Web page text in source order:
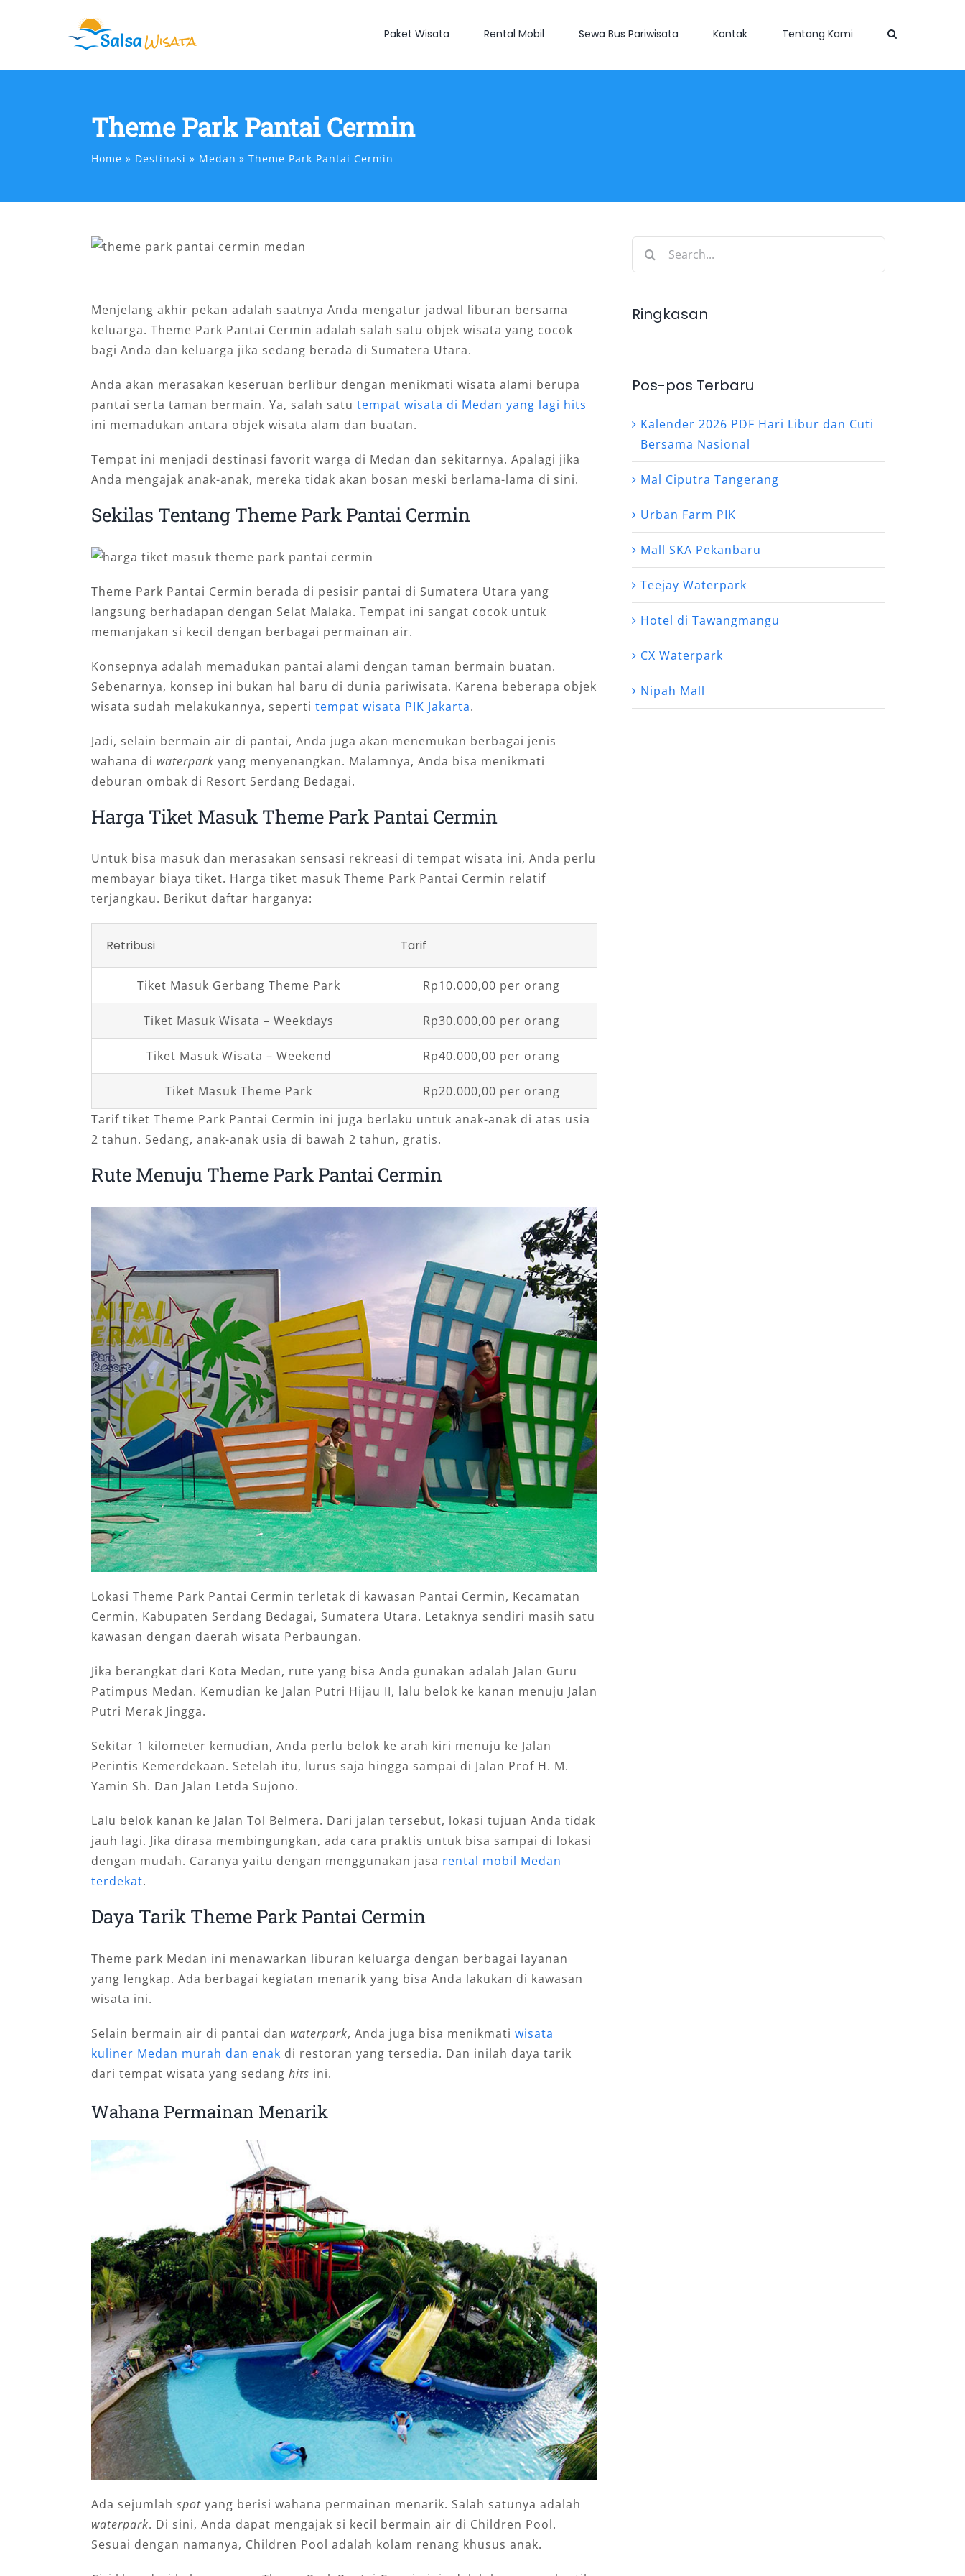
Paket Wisata Rental Mobil Sewa Bus Pariwisata Kontak Tentang Kami
Theme Park Pantai Cermin
Home Destinasi Medan Theme Park Pantai Cermin
Menjelang akhir pekan adalah saatnya Anda mengatur jadwal liburan bersama
keluarga. Theme Park Pantai Cermin adalah salah satu objek wisata yang cocok
bagi Anda dan keluarga jika sedang berada di Sumatera Utara.
Anda akan merasakan keseruan berlibur dengan menikmati wisata alami berupa
pantai serta taman bermain. Ya, salah satu tempat wisata di Medan yang lagi hits
ini memadukan antara objek wisata alam dan buatan.
Tempat ini menjadi destinasi favorit warga di Medan dan sekitarnya. Apalagi jika
Anda mengajak anak-anak, mereka tidak akan bosan meski berlama-lama di sini.
Sekilas Tentang Theme Park Pantai Cermin
Theme Park Pantai Cermin berada di pesisir pantai di Sumatera Utara yang
langsung berhadapan dengan Selat Malaka. Tempat ini sangat cocok untuk
memanjakan si kecil dengan berbagai permainan air.
Konsepnya adalah memadukan pantai alami dengan taman bermain buatan.
Sebenarnya, konsep ini bukan hal baru di dunia pariwisata. Karena beberapa objek
wisata sudah melakukannya, seperti tempat wisata PIK Jakarta.
Jadi, selain bermain air di pantai, Anda juga akan menemukan berbagai jenis
wahana di waterpark yang menyenangkan. Malamnya, Anda bisa menikmati
deburan ombak di Resort Serdang Bedagai.
Harga Tiket Masuk Theme Park Pantai Cermin
Untuk bisa masuk dan merasakan sensasi rekreasi di tempat wisata ini, Anda perlu
membayar biaya tiket. Harga tiket masuk Theme Park Pantai Cermin relatif
terjangkau. Berikut daftar harganya:
Retribusi Tarif
Tiket Masuk Gerbang Theme Park Rp10.000,00 per orang
Tiket Masuk Wisata – Weekdays Rp30.000,00 per orang
Tiket Masuk Wisata – Weekend Rp40.000,00 per orang
Tiket Masuk Theme Park
Rp20.000,00 per orang
Tarif tiket Theme Park Pantai Cermin ini juga berlaku untuk anak-anak di atas usia
2 tahun. Sedang, anak-anak usia di bawah 2 tahun, gratis.
Rute Menuju Theme Park Pantai Cermin
Lokasi Theme Park Pantai Cermin terletak di kawasan Pantai Cermin, Kecamatan
Cermin, Kabupaten Serdang Bedagai, Sumatera Utara. Letaknya sendiri masih satu
kawasan dengan daerah wisata Perbaungan.
Jika berangkat dari Kota Medan, rute yang bisa Anda gunakan adalah Jalan Guru
Patimpus Medan. Kemudian ke Jalan Putri Hijau II, lalu belok ke kanan menuju Jalan
Putri Merak Jingga.
Sekitar 1 kilometer kemudian, Anda perlu belok ke arah kiri menuju ke Jalan
Perintis Kemerdekaan. Setelah itu, lurus saja hingga sampai di Jalan Prof H. M.
Yamin Sh. Dan Jalan Letda Sujono.
Lalu belok kanan ke Jalan Tol Belmera. Dari jalan tersebut, lokasi tujuan Anda tidak
jauh lagi. Jika dirasa membingungkan, ada cara praktis untuk bisa sampai di lokasi
dengan mudah. Caranya yaitu dengan menggunakan jasa rental mobil Medan
terdekat.
Daya Tarik Theme Park Pantai Cermin
Theme park Medan ini menawarkan liburan keluarga dengan berbagai layanan
yang lengkap. Ada berbagai kegiatan menarik yang bisa Anda lakukan di kawasan
wisata ini.
Selain bermain air di pantai dan waterpark, Anda juga bisa menikmati wisata
kuliner Medan murah dan enak di restoran yang tersedia. Dan inilah daya tarik
dari tempat wisata yang sedang hits ini.
Wahana Permainan Menarik
Ada sejumlah spot yang berisi wahana permainan menarik. Salah satunya adalah
waterpark. Di sini, Anda dapat mengajak si kecil bermain air di Children Pool.
Sesuai dengan namanya, Children Pool adalah kolam renang khusus anak.
Search
Ringkasan
Pos-pos Terbaru
Kalender 2026 PDF Hari Libur dan Cuti
Bersama Nasional
Mal Ciputra Tangerang
Urban Farm PIK
Mall SKA Pekanbaru
Teejay Waterpark
Hotel di Tawangmangu
CX Waterpark
Nipah Mall